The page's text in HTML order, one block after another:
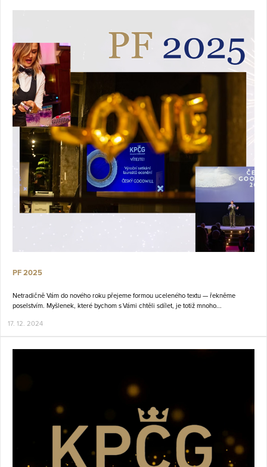
PF 2025
Netradičně Vám do nového roku přejeme formou uceleného textu — řekněme
poselstvím. Myšlenek, které bychom s Vámi chtěli sdílet, je totiž mnoho...
17. 12. 2024